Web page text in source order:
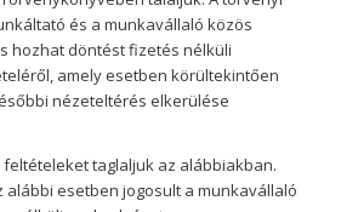
és a munkavállaló közös
hozhat döntést fizetés nélküli
amely esetben körültekintően
nézeteltérés elkerülése
taglaljuk az alábbiakban.
alábbi esetben jogosult a munkavállaló